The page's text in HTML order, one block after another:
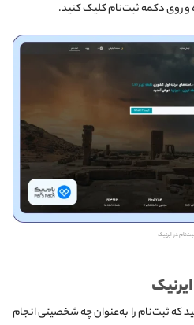
در ایرنیک
ثبت‌نام را به‌عنوان چه شخصیتی انجام